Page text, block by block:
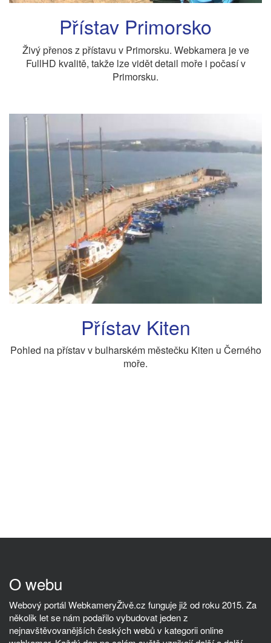
Přístav Primorsko
Živý přenos z přístavu v Primorsku. Webkamera je ve
FullHD kvalitě, takže lze vidět detail moře i počasí v
Primorsku.
Přístav Kiten
Pohled na přístav v bulharském městečku Kiten u Černého
moře.
O webu
Webový portál WebkameryŽivě.cz funguje již od roku 2015. Za
několik let se nám podařilo vybudovat jeden z
nejnavštěvovanějších českých webů v kategorii online